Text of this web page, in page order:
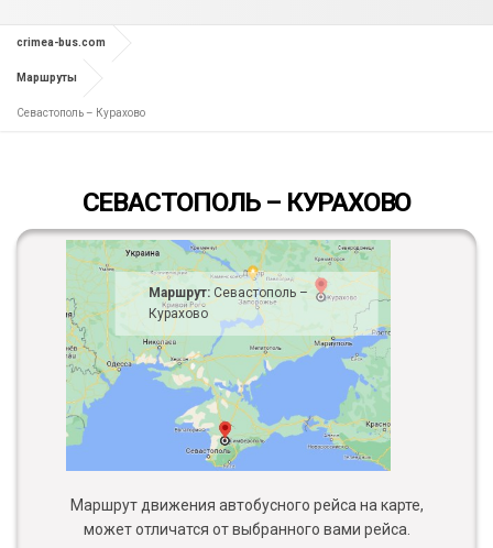
crimea-bus.com
Маршруты
Севастополь – Курахово
СЕВАСТОПОЛЬ – КУРАХОВО
Маршрут: Севастополь –
Курахово
Маршрут движения автобусного рейса на карте,
может отличатся от выбранного вами рейса.